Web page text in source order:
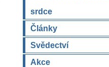
srdce
Články
Svědectví
Akce